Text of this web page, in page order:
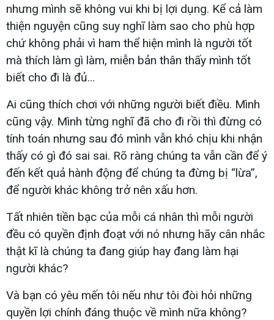
nhưng mình sẽ không vui khi bị lợi dụng. Kể cả làm
thiện nguyện cũng suy nghĩ làm sao cho phù hợp
chứ không phải vì ham thể hiện mình là người tốt
mà thích làm gì làm, miễn bản thân thấy mình tốt
biết cho đi là đủ…
Ai cũng thích chơi với những người biết điều. Mình
cũng vậy. Mình từng nghĩ đã cho đi rồi thì đừng có
tính toán nhưng sau đó mình vẫn khó chịu khi nhận
thấy có gì đó sai sai. Rõ ràng chúng ta vẫn cần để ý
đến kết quả hành động để chúng ta đừng bị “lừa”,
để người khác không trở nên xấu hơn.
Tất nhiên tiền bạc của mỗi cá nhân thì mỗi người
đều có quyền định đoạt với nó nhưng hãy cân nhắc
thật kĩ là chúng ta đang giúp hay đang làm hại
người khác?
Và bạn có yêu mến tôi nếu như tôi đòi hỏi những
quyền lợi chính đáng thuộc về mình nữa không?